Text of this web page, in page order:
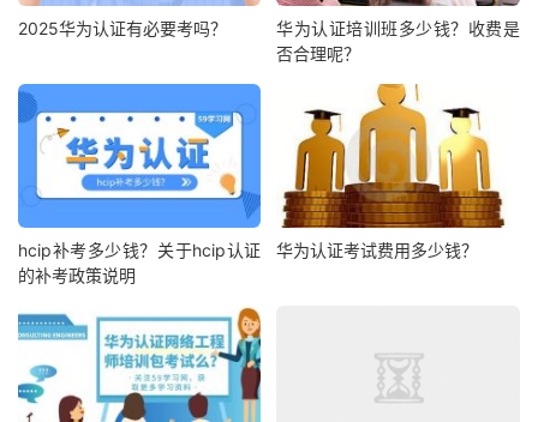
2025华为认证有必要考吗？
华为认证培训班多少钱？收费是
否合理呢？
hcip补考多少钱？关于hcip认证
的补考政策说明
华为认证考试费用多少钱？